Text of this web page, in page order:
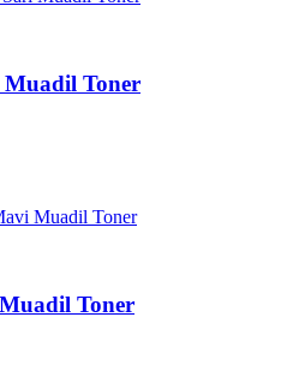
Muadil Toner
Toner